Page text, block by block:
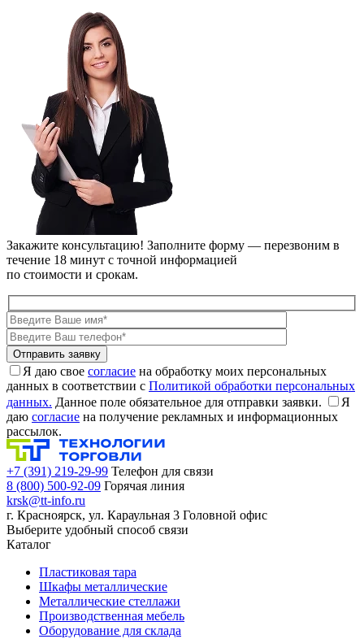
Закажите консультацию! Заполните форму — перезвоним в
течение 18 минут с точной информацией
по стоимости и срокам.
Я даю свое согласие на обработку моих персональных
данных в соответствии с Политикой обработки персональных
данных. Данное поле обязательное для отправки заявки.
Я
даю согласие на получение рекламных и информационных
рассылок.
+7 (391) 219-29-99 Телефон для связи
8 (800) 500-92-09 Горячая линия
krsk@tt-info.ru
г. Красноярск, ул. Караульная 3 Головной офис
Выберите удобный способ связи
Каталог
Пластиковая тара
Шкафы металлические
Металлические стеллажи
Производственная мебель
Оборудование для склада